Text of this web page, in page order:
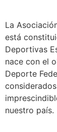
La
está
Deportivas
nace con el
Deporte
nuestro país.